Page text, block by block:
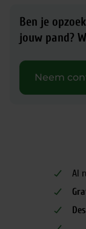
Ben je
jouw pand?
Neem
Al